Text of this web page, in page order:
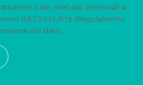
dei miei dati personali ai
(UE) 2016/679 (Regolamento
dei dati).